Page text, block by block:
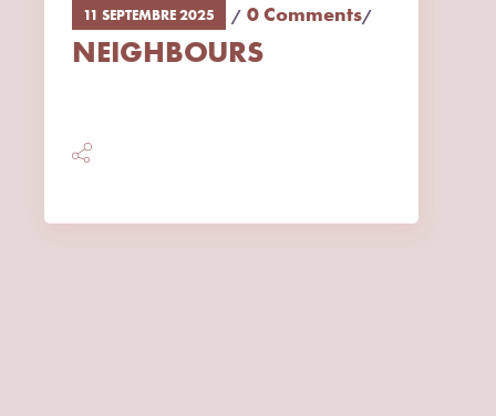
11 SEPTEMBRE 2025 0 Comments
NEIGHBOURS